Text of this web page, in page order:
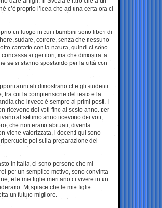
c’è proprio l’idea che ad una certa ora ci
un luogo in cui i bambini sono liberi di
sudare, correre, senza che nessuno
contatto con la natura, quindi ci sono
ai genitori, ma che dimostra la
se si stanno spostando per la città con
annuali dimostrano che gli studenti
tra cui la comprensione del testo e la
che invece è sempre ai primi posti. I
ricevono dei voti fino al sesto anno, per
al settimo anno ricevono dei voti,
che non erano abituati, diventa
viene valorizzata, i docenti qui sono
poi sulla preparazione dei
in Italia, ci sono persone che mi
per un semplice motivo, sono convinta
e le mie figlie meritano di vivere in un
Mi spiace che le mie figlie
un futuro migliore.